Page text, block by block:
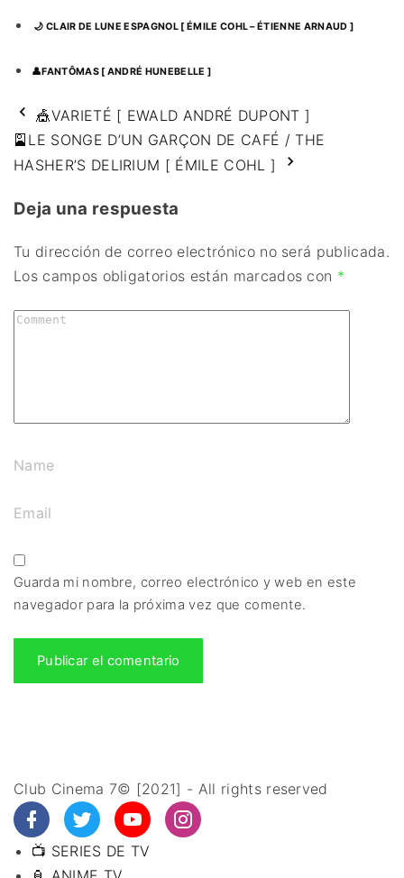
🌙 CLAIR DE LUNE ESPAGNOL [ ÉMILE COHL – ÉTIENNE ARNAUD ]
👤FANTÔMAS [ ANDRÉ HUNEBELLE ]
🎪VARIETÉ [ EWALD ANDRÉ DUPONT ]
🎴LE SONGE D’UN GARÇON DE CAFÉ / THE
HASHER’S DELIRIUM [ ÉMILE COHL ]
Deja una respuesta
Tu dirección de correo electrónico no será publicada.
Los campos obligatorios están marcados con *
Guarda mi nombre, correo electrónico y web en este
navegador para la próxima vez que comente.
Club Cinema 7© [2021] - All rights reserved
📺 SERIES DE TV